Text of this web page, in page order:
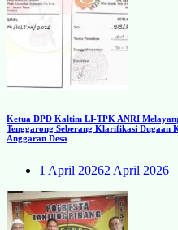
Ketua DPD Kaltim LI-TPK ANRI
Tenggarong Seberang Klarifikasi Dugaan
Anggaran Desa
1 April 20262 April 2026